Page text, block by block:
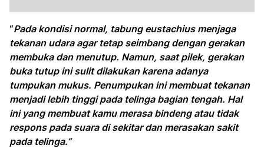
“Pada kondisi normal, tabung eustachius menjaga
tekanan udara agar tetap seimbang dengan gerakan
membuka dan menutup. Namun, saat pilek, gerakan
buka tutup ini sulit dilakukan karena adanya
tumpukan mukus. Penumpukan ini membuat tekanan
menjadi lebih tinggi pada telinga bagian tengah. Hal
ini yang membuat kamu merasa bindeng atau tidak
respons pada suara di sekitar dan merasakan sakit
pada telinga.”